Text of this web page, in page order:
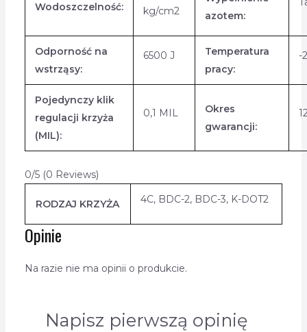
Wodoszczelność: kg/cm2
azotem:
Odporność na
wstrząsy:
6500 J
Temperatura
pracy:
-
Pojedynczy klik
regulacji krzyża
(MIL):
0,1 MIL
Okres
gwarancji:
0/5 (0 Reviews)
RODZAJ KRZYŻA 4C, BDC-2, BDC-3, K-DOT2
Opinie
Na razie nie ma opinii o produkcie.
Napisz pierwszą opinię